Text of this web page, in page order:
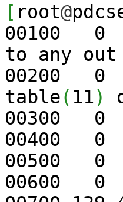
[ root@
00100 0
to any
00200 0
table( 11)
00300 0
00400 0
00500 0
00600 0